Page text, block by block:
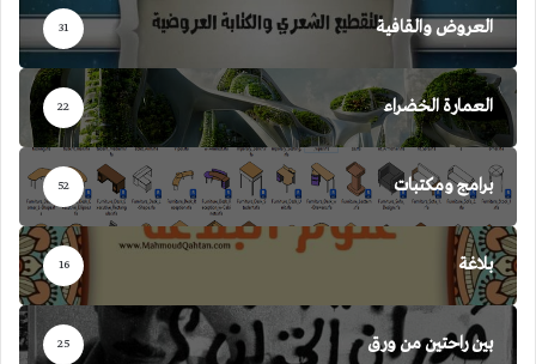
العروض والقافية 31
العمارة الخضراء 22
برامج ومكتبات 52
بلاغة 16
بين راحتين من ورق 25